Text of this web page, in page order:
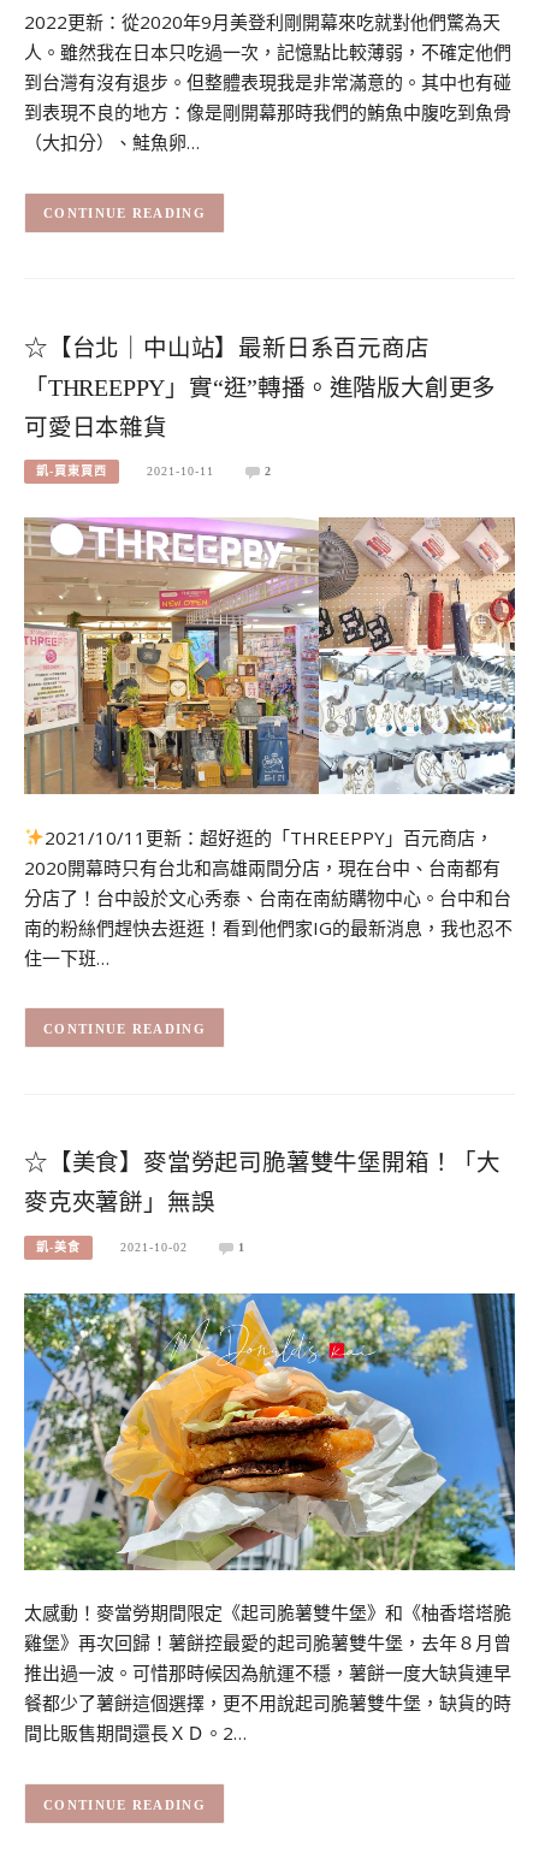
2022更新：從2020年9月美登利剛開幕來吃就對他們驚為天
人。雖然我在日本只吃過一次，記憶點比較薄弱，不確定他們
到台灣有沒有退步。但整體表現我是非常滿意的。其中也有碰
到表現不良的地方：像是剛開幕那時我們的鮪魚中腹吃到魚骨
（大扣分）、鮭魚卵…
CONTINUE READING
☆【台北｜中山站】最新日系百元商店
「THREEPPY」實“逛”轉播。進階版大創更多
可愛日本雜貨
凱-買東買西 2021-10-11 2
2021/10/11更新：超好逛的「THREEPPY」百元商店，
2020開幕時只有台北和高雄兩間分店，現在台中、台南都有
分店了！台中設於文心秀泰、台南在南紡購物中心。台中和台
南的粉絲們趕快去逛逛！看到他們家IG的最新消息，我也忍不
住一下班…
CONTINUE READING
☆【美食】麥當勞起司脆薯雙牛堡開箱！「大
麥克夾薯餅」無誤
凱-美食 2021-10-02 1
太感動！麥當勞期間限定《起司脆薯雙牛堡》和《柚香塔塔脆
雞堡》再次回歸！薯餅控最愛的起司脆薯雙牛堡，去年８月曾
推出過一波。可惜那時候因為航運不穩，薯餅一度大缺貨連早
餐都少了薯餅這個選擇，更不用說起司脆薯雙牛堡，缺貨的時
間比販售期間還長ＸＤ。2…
CONTINUE READING